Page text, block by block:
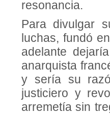
resonancia.
Para divulgar
luchas, fundó
adelante
anarquista
y sería su
justiciero y
arremetía sin